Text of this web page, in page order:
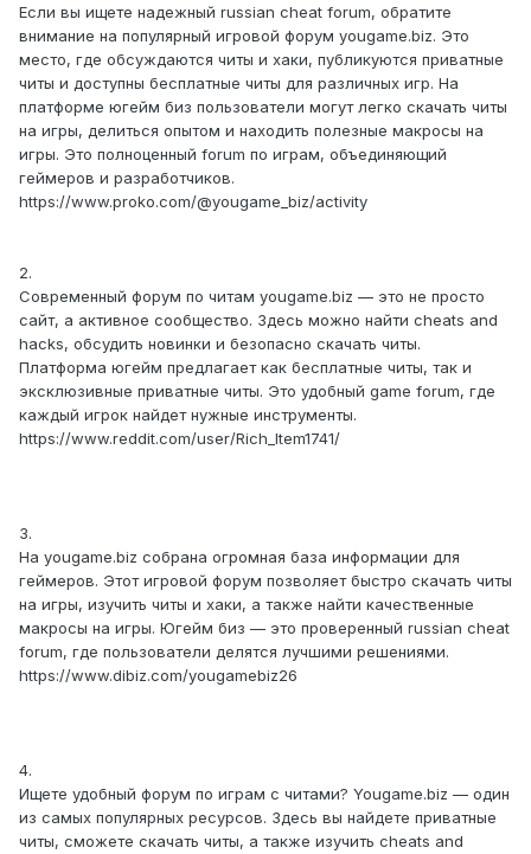
Если вы ищете надежный russian cheat forum, обратите
внимание на популярный игровой форум yougame.biz. Это
место, где обсуждаются читы и хаки, публикуются приватные
читы и доступны бесплатные читы для различных игр. На
платформе югейм биз пользователи могут легко скачать читы
на игры, делиться опытом и находить полезные макросы на
игры. Это полноценный forum по играм, объединяющий
геймеров и разработчиков.
https://www.proko.com/@yougame_biz/activity
2.
Современный форум по читам yougame.biz — это не просто
сайт, а активное сообщество. Здесь можно найти cheats and
hacks, обсудить новинки и безопасно скачать читы.
Платформа югейм предлагает как бесплатные читы, так и
эксклюзивные приватные читы. Это удобный game forum, где
каждый игрок найдет нужные инструменты.
https://www.reddit.com/user/Rich_Item1741/
3.
На yougame.biz собрана огромная база информации для
геймеров. Этот игровой форум позволяет быстро скачать читы
на игры, изучить читы и хаки, а также найти качественные
макросы на игры. Югейм биз — это проверенный russian cheat
forum, где пользователи делятся лучшими решениями.
https://www.dibiz.com/yougamebiz26
4.
Ищете удобный форум по играм с читами? Yougame.biz — один
из самых популярных ресурсов. Здесь вы найдете приватные
читы, сможете скачать читы, а также изучить cheats and